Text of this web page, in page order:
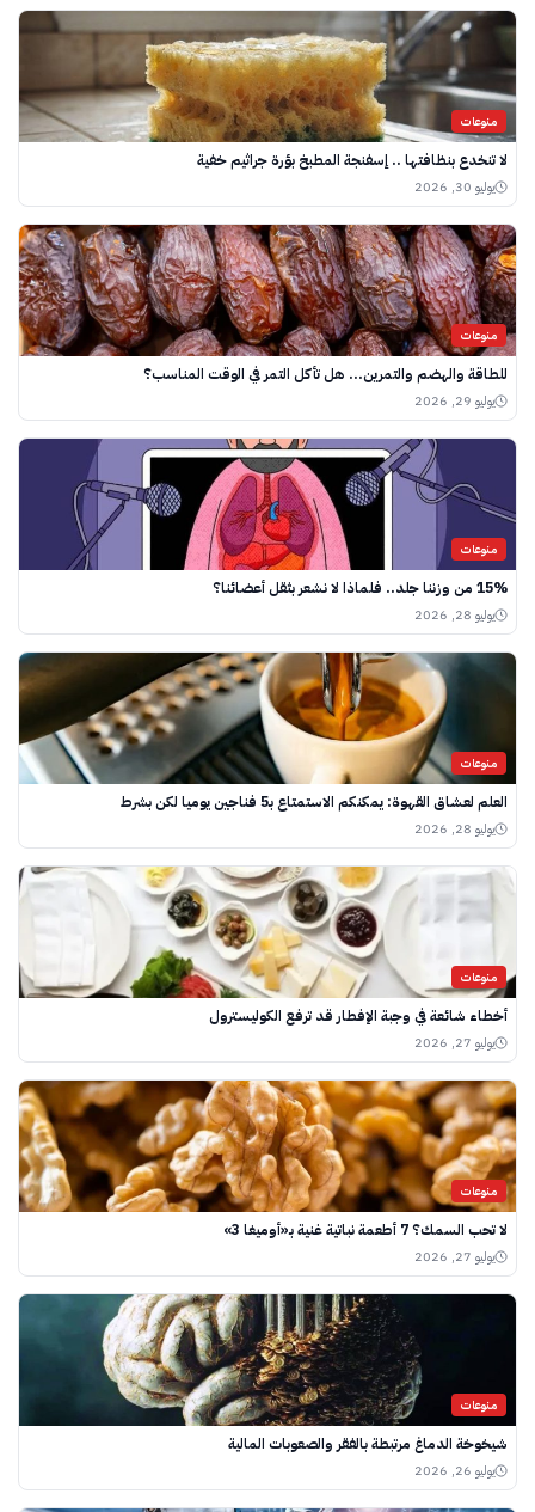
منوعات
لا تنخدع بنظافتها .. إسفنجة المطبخ بؤرة جراثيم خفية
يوليو 30, 2026
منوعات
للطاقة والهضم والتمرين… هل تأكل التمر في الوقت المناسب؟
يوليو 29, 2026
منوعات
15% من وزننا جلد.. فلماذا لا نشعر بثقل أعضائنا؟
يوليو 28, 2026
منوعات
العلم لعشاق القهوة: يمكنكم الاستمتاع بـ5 فناجين يوميا لكن بشرط
يوليو 28, 2026
منوعات
أخطاء شائعة في وجبة الإفطار قد ترفع الكوليسترول
يوليو 27, 2026
منوعات
لا تحب السمك؟ 7 أطعمة نباتية غنية بـ«أوميغا 3»
يوليو 27, 2026
منوعات
شيخوخة الدماغ مرتبطة بالفقر والصعوبات المالية
يوليو 26, 2026